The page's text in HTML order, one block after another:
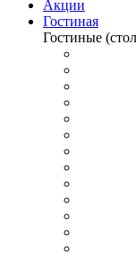
Акции
Гостиная
Гостиные